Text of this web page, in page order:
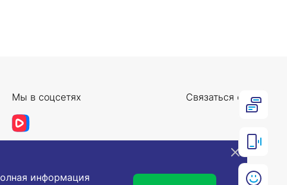
Мы в соцсетях Связаться с нами
информация